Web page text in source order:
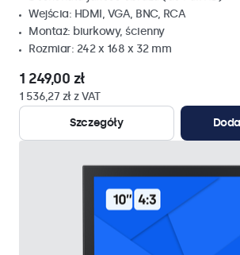
Wejścia: HDMI, VGA, BNC, RCA
Montaż: biurkowy, ścienny
Rozmiar: 242 x 168 x 32 mm
1 249,00 zł
1 536,27 zł z VAT
Szczegóły